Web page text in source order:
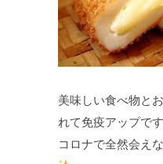
美味しい食べ物と
れて免疫アップです
コロナで全然会え